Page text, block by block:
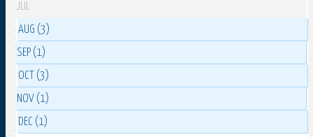
JUL
AUG (3)
SEP (1)
OCT (3)
NOV (1)
DEC (1)